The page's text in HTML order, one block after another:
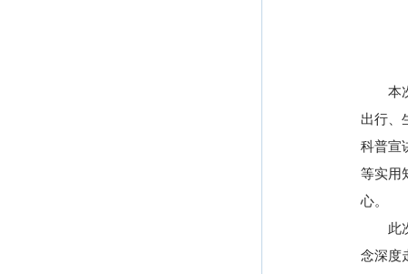
本次
出行、
科普宣
等实用
心。
此次
念深度